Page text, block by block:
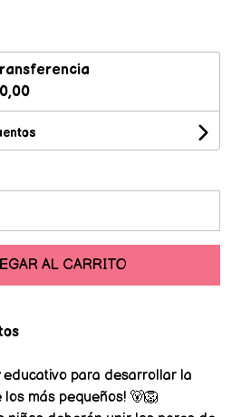
AL CARRITO
educativo para desarrollar la
más pequeños! 🐻🦁